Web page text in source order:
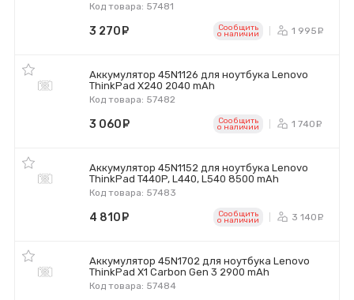
Код товара: 57481
3 270 Сообщить
o наличии 1 995
Аккумулятор 45N1126 для ноутбука Lenovo
ThinkPad X240 2040 mAh
Код товара: 57482
3 060 Сообщить
o наличии 1 740
Аккумулятор 45N1152 для ноутбука Lenovo
ThinkPad T440P, L440, L540 8500 mAh
Код товара: 57483
4 810 Сообщить
o наличии 3 140
Аккумулятор 45N1702 для ноутбука Lenovo
ThinkPad X1 Carbon Gen 3 2900 mAh
Код товара: 57484